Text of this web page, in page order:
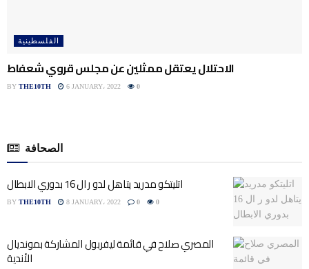
الفلسطينية
الاحتلال يعتقل ممثلين عن مجلس قروي شعفاط
BY THE10TH 6 JANUARY، 2022 0
الصحافة
اتليتكو مدريد يتاهل لدو ر ال 16 بدوري الابطال
BY THE10TH 8 JANUARY، 2022 0 0
المصري صلاح في قائمة ليفربول المشاركة بمونديال
الأندية